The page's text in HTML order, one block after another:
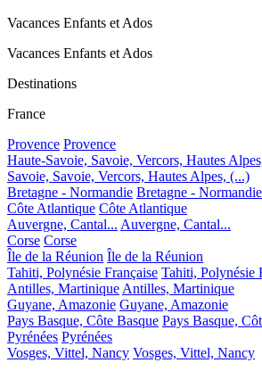
Vacances Enfants et Ados
Vacances Enfants et Ados
Destinations
France
Provence Provence
Haute-Savoie, Savoie, Vercors, Hautes
Savoie, Savoie, Vercors, Hautes Alpes, (...)
Bretagne - Normandie Bretagne - Normandie
Côte Atlantique Côte Atlantique
Auvergne, Cantal... Auvergne, Cantal...
Corse Corse
Île de la Réunion Île de la Réunion
Tahiti, Polynésie Française Tahiti, Polynésie
Antilles, Martinique Antilles, Martinique
Guyane, Amazonie Guyane, Amazonie
Pays Basque, Côte Basque Pays Basque,
Pyrénées Pyrénées
Vosges, Vittel, Nancy Vosges, Vittel, Nancy